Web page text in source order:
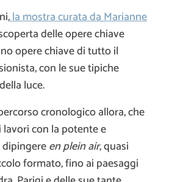
la mostra curata da Marianne
delle opere chiave
opere chiave di tutto il
con le sue tipiche
luce.
cronologico allora, che
con la potente e
en plein air, quasi
formato, fino ai paesaggi